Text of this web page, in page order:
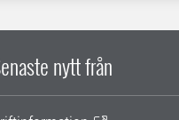
nytt från